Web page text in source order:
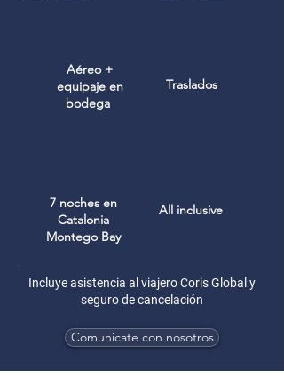
Aéreo +
equipaje en
bodega
Traslados
7 noches en
Catalonia
Montego Bay
All inclusive
Incluye asistencia al viajero Coris Global y
seguro de cancelación
Comunicate con nosotros